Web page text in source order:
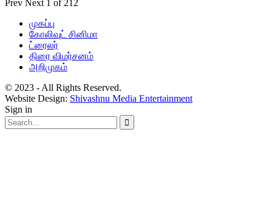
Prev Next 1 of 212
முகப்பு
கோலிவுட் சினிமா
ட்ரைலர்
திரை விமர்சனம்
அறிமுகம்
© 2023 - All Rights Reserved.
Website Design: Shivashnu Media Entertainment
Sign in